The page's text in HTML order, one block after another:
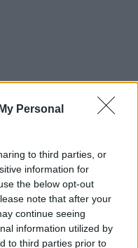
Personal
to third parties, or
information for
the below opt-out
note that after your
continue seeing
information utilized by
to third parties prior to